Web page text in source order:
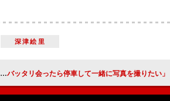
深津絵里
香取慎吾、街中で自身のブランド着用者をサーチ 「バッタリ会ったら停車して一緒に写真を撮りたい」